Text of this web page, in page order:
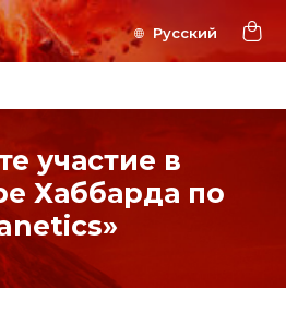
участие в
Хаббарда по